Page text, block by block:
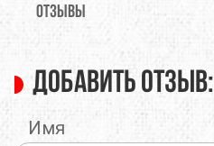
ОТЗЫВЫ
Добавить отзыв:
Имя